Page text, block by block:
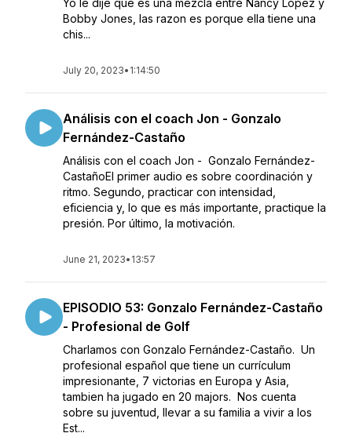
Yo le dije que es una mezcla entre Nancy López y
Bobby Jones, las razon es porque ella tiene una
chis...
July 20, 2023• 1:14:50
Análisis con el coach Jon - Gonzalo
Fernández-Castaño
Análisis con el coach Jon - Gonzalo Fernández-
CastañoEl primer audio es sobre coordinación y
ritmo. Segundo, practicar con intensidad,
eficiencia y, lo que es más importante, practique la
presión. Por último, la motivación.
June 21, 2023• 13:57
EPISODIO 53: Gonzalo Fernández-Castaño
- Profesional de Golf
Charlamos con Gonzalo Fernández-Castaño. Un
profesional español que tiene un currículum
impresionante, 7 victorias en Europa y Asia,
tambien ha jugado en 20 majors. Nos cuenta
sobre su juventud, llevar a su familia a vivir a los
Est...